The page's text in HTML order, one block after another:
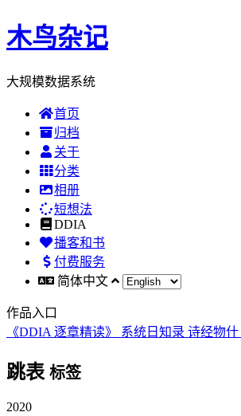
木鸟杂记
大规模数据系统
首页
归档
关于
分类
相册
短想法
DDIA
播客和书
付费服务
简体中文
作品入口
《DDIA 逐章精读》 系统日知录 诗经物什
跳表 标签
2020